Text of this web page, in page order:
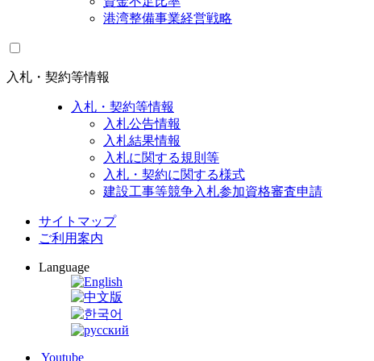
港湾整備事業経営戦略
入札・契約等情報
入札・契約等情報
入札公告情報
入札結果情報
入札に関する規則等
入札・契約に関する様式
建設工事等競争入札参加資格審査申請
サイトマップ
ご利用案内
Language
Youtube